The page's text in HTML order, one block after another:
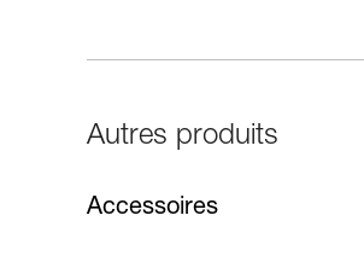
Autres produits
Accessoires